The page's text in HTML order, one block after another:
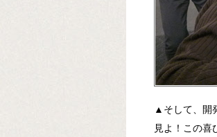
▲そして、開
見よ！この